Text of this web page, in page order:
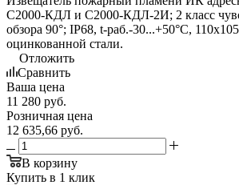
С2000-КДЛ и С2000-КДЛ-2И; 2 класс
обзора 90°; IP68, t-раб.-30...+50°С,
оцинкованной стали.
Отложить
Сравнить
Ваша цена
11 280 руб.
Розничная цена
12 635,66 руб.
В корзину
Купить в 1 клик